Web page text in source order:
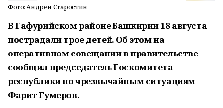
Фото: Андрей Старостин
В Гафурийском районе Башкирии 18 августа
пострадали трое детей. Об этом на
оперативном совещании в правительстве
сообщил председатель Госкомитета
республики по чрезвычайным ситуациям
Фарит Гумеров.